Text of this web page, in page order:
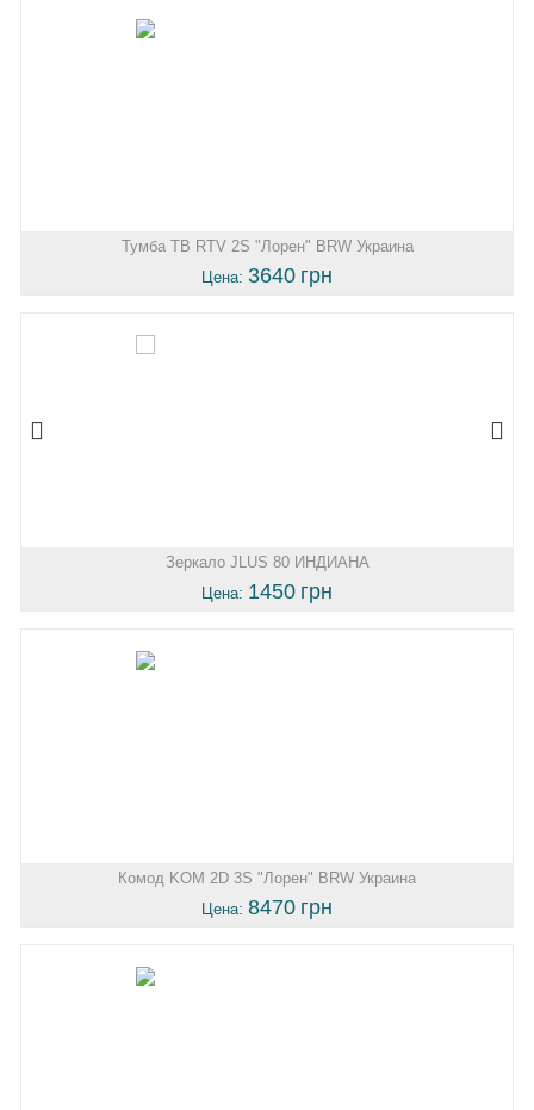
Тумба ТВ RTV 2S "Лорен" BRW Украина
Цена: 3640 грн
Зеркало JLUS 80 ИНДИАНА
Цена: 1450 грн
Комод KOM 2D 3S "Лорен" BRW Украина
Цена: 8470 грн